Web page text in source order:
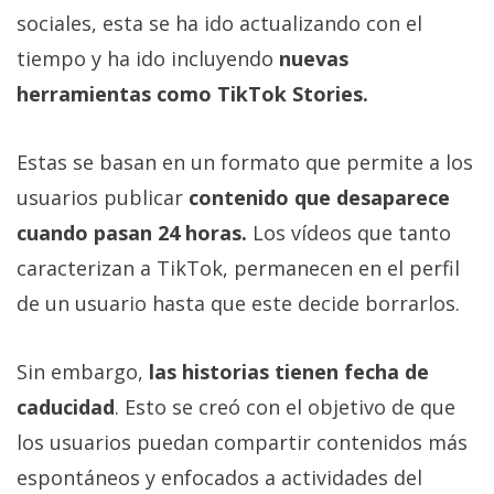
sociales, esta se ha ido actualizando con el
tiempo y ha ido incluyendo nuevas
herramientas como TikTok Stories.
Estas se basan en un formato que permite a los
usuarios publicar contenido que desaparece
cuando pasan 24 horas. Los vídeos que tanto
caracterizan a TikTok, permanecen en el perfil
de un usuario hasta que este decide borrarlos.
Sin embargo, las historias tienen fecha de
caducidad. Esto se creó con el objetivo de que
los usuarios puedan compartir contenidos más
espontáneos y enfocados a actividades del